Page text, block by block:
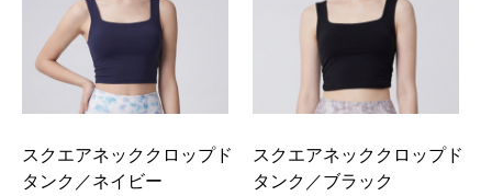
スクエアネッククロップド
タンク／ネイビー
スクエアネッククロップド
タンク／ブラック